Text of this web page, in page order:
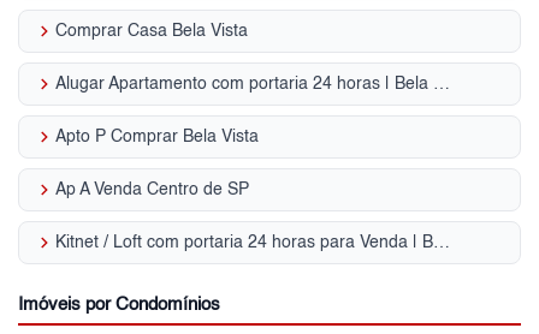
keyboard_arrow_right Comprar Casa Bela Vista
keyboard_arrow_right Alugar Apartamento com portaria 24 horas | Bela Vista
keyboard_arrow_right Apto P Comprar Bela Vista
keyboard_arrow_right Ap A Venda Centro de SP
keyboard_arrow_right Kitnet / Loft com portaria 24 horas para Venda | Bela Vista
Imóveis por Condomínios